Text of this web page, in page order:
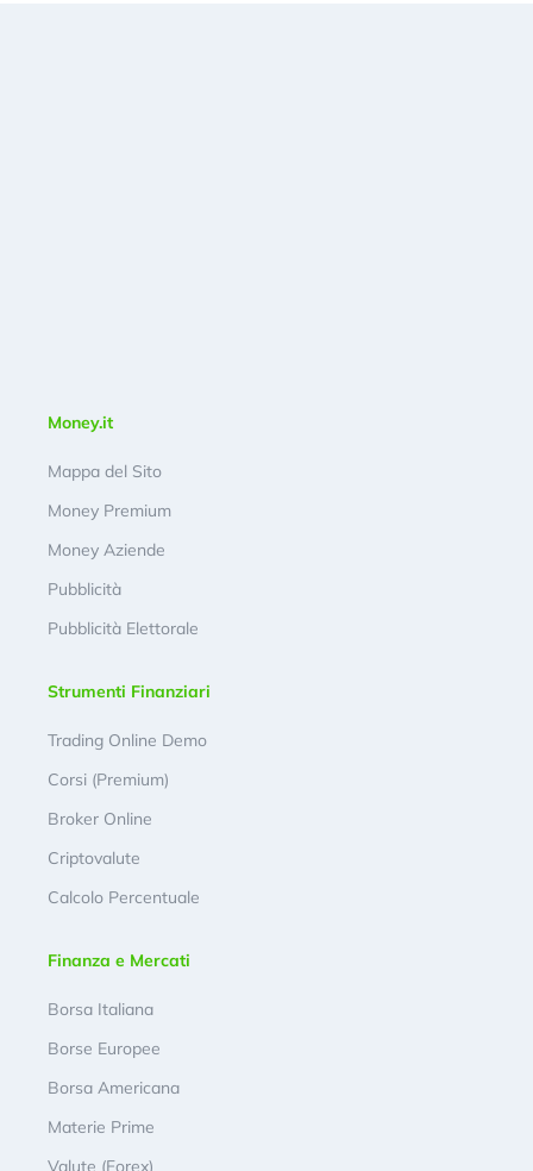
Money.it
Mappa del Sito
Money Premium
Money Aziende
Pubblicità
Pubblicità Elettorale
Strumenti Finanziari
Trading Online Demo
Corsi (Premium)
Broker Online
Criptovalute
Calcolo Percentuale
Finanza e Mercati
Borsa Italiana
Borse Europee
Borsa Americana
Materie Prime
Valute (Forex)